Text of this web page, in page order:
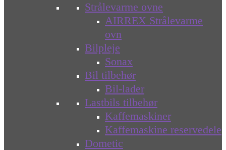
Strålevarme ovne
AIRREX Strålevarme
ovn
Bilpleje
Sonax
Bil tilbehør
Bil-lader
Lastbils tilbehør
Kaffemaskiner
Kaffemaskine reservedele
Dometic